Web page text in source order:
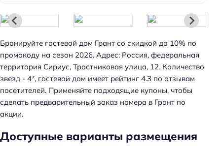
Бронируйте гостевой дом Грант со скидкой до 10% по
промокоду на сезон 2026. Адрес: Россия, федеральная
территория Сириус, Тростниковая улица, 12. Количество
звезд - 4*, гостевой дом имеет рейтинг 4.3 по отзывам
посетителей. Применяйте подходящие купоны, чтобы
сделать предварительный заказ номера в Грант по
акции.
Доступные варианты размещения
Н
а
т